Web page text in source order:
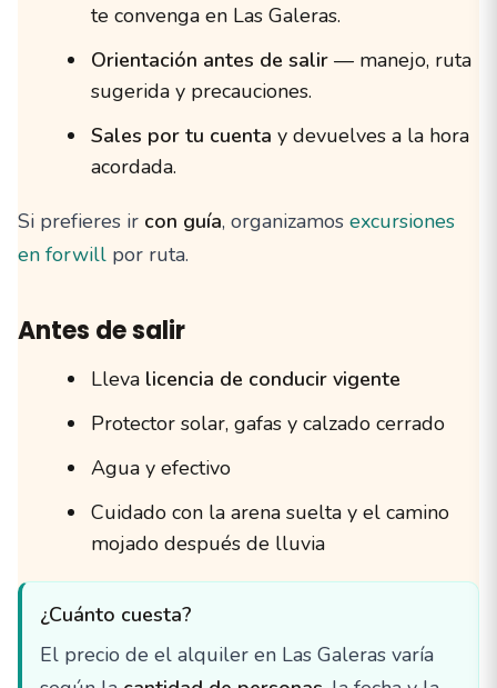
te convenga en Las Galeras.
Orientación antes de salir — manejo, ruta
sugerida y precauciones.
Sales por tu cuenta y devuelves a la hora
acordada.
Si prefieres ir con guía, organizamos excursiones
en forwill por ruta.
Antes de salir
Lleva licencia de conducir vigente
Protector solar, gafas y calzado cerrado
Agua y efectivo
Cuidado con la arena suelta y el camino
mojado después de lluvia
¿Cuánto cuesta?
El precio de el alquiler en Las Galeras varía